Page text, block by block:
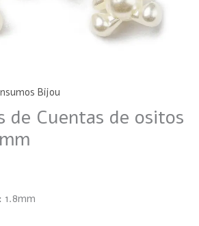
Bijou
de Cuentas de ositos
1.8mm